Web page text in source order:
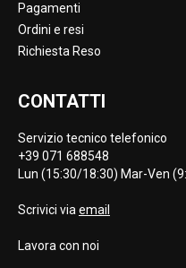
Pagamenti
Ordini e resi
Richiesta Reso
CONTATTI
Servizio tecnico telefonico
+39 071 688548
Lun (15:30/18:30) Mar-Ven
Scrivici via email
Lavora con noi